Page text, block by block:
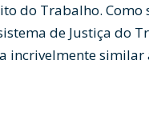
do Trabalho. Como
de Justiça do
incrivelmente similar